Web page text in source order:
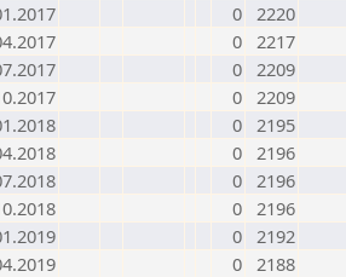
0 2220
0 2217
0 2209
0 2209
0 2195
0 2196
0 2196
0 2196
0 2192
0 2188